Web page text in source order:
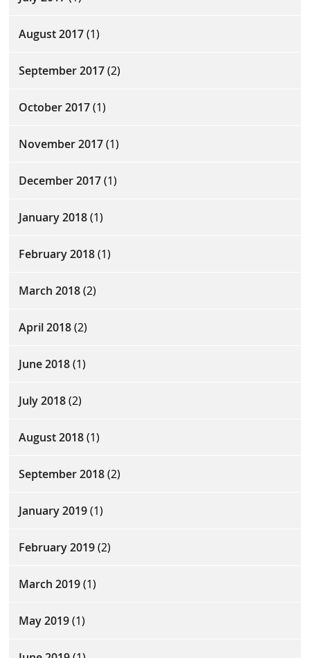
August 2017(1)
September 2017(2)
October 2017(1)
November 2017(1)
December 2017(1)
January 2018(1)
February 2018(1)
March 2018(2)
April 2018(2)
June 2018(1)
July 2018(2)
August 2018(1)
September 2018(2)
January 2019(1)
February 2019(2)
March 2019(1)
May 2019(1)